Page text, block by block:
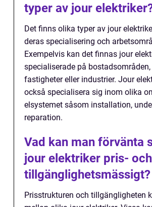
typer av jour
Det finns olika typer av jour
deras specialisering och
Exempelvis kan det finnas jour
specialiserade på
fastigheter eller industrier. Jour
också specialisera sig inom olika
elsystemet såsom installation,
reparation.
Vad kan man förvänta
jour elektriker pris- och
tillgänglighetsmässigt?
Prisstrukturen och tillgängligheten